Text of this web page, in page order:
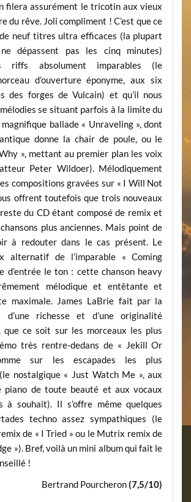
filera assurément le tricotin aux vieux
du rêve. Joli compliment ! C’est que ce
neuf titres ultra efficaces (la plupart
dépassent pas les cinq minutes)
riffs absolument imparables (le
d’ouverture éponyme, aux six
des forges de Vulcain) et qu’il nous
se situant parfois à la limite du
ballade « Unraveling », dont
donne la chair de poule, ou le
», mettant au premier plan les voix
Peter Wildoer). Mélodiquement
compositions gravées sur « I Will Not
offrent toutefois que trois nouveaux
du CD étant composé de remix et
plus anciennes. Mais point de
à redouter dans le cas présent. Le
alternatif de l’imparable « Coming
d’entrée le ton : cette chanson heavy
mélodique et entêtante et
maximale. James LaBrie fait par la
d’une richesse et d’une originalité
que ce soit sur les morceaux les plus
très rentre-dedans de « Jekill Or
sur les escapades les plus
nostalgique « Just Watch Me », aux
piano de toute beauté et aux vocaux
à souhait). Il s’offre même quelques
techno assez sympathiques (le
de « I Tried » ou le Mutrix remix de
»). Bref, voilà un mini album qui fait le
!
Bertrand Pourcheron(7,5/10)